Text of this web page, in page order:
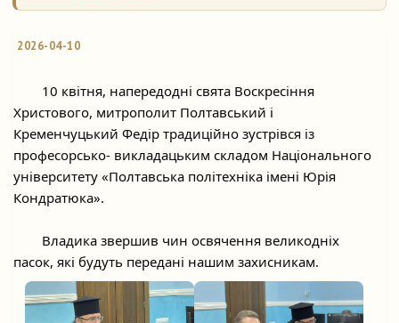
2026-04-10
Христового, митрополит Полтавський і
Кременчуцький Федір традиційно зустрівся із
професорсько- викладацьким складом Національного
університету «Полтавська політехніка імені Юрія
Кондратюка».
пасок, які будуть передані нашим захисникам.